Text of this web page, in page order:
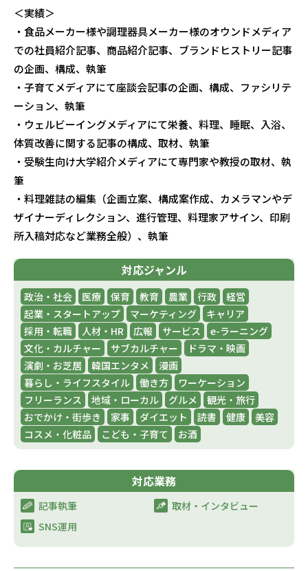
＜実績＞
・食品メーカー様や調理器具メーカー様のオウンドメディア
での社員紹介記事、商品紹介記事、ブランドヒストリー記事
の企画、構成、執筆
・子育てメディアにて座談会記事の企画、構成、ファシリテ
ーション、執筆
・ウェルビーイングメディアにて栄養、料理、睡眠、入浴、
体質改善に関する記事の構成、取材、執筆
・受験生向け大学紹介メディアにて専門家や教授の取材、執
筆
・料理雑誌の編集（企画立案、構成案作成、カメラマンやデ
ザイナーディレクション、進行管理、料理家アサイン、印刷
所入稿対応など業務全般）、執筆
対応ジャンル
政治・社会 医療 保育 教育 農業 行政
経営
起業・スタートアップ
マーケティング
キャリア
採用・転職
人材・HR 広報 サービス
e-ラーニング
文化・カルチャー
サブカルチャー
ドラマ・映画
演劇・お芝居
韓国エンタメ
漫画
暮らし・ライフスタイル
働き方
ワーケーション
フリーランス
地域・ローカル グルメ
観光・旅行
おでかけ・街歩き
家事 ダイエット 読書 健康
美容
コスメ・化粧品
こども・子育て お酒
対応業務
記事執筆
取材・インタビュー​
SNS運用​